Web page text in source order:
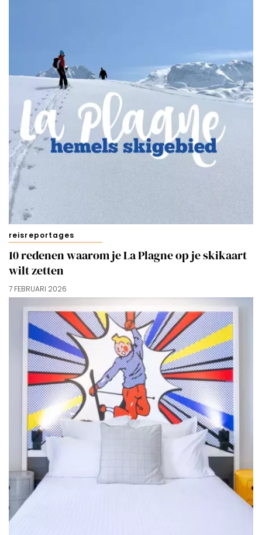
reisreportages
10 redenen waarom je La Plagne op je skikaart
wilt zetten
7 FEBRUARI 2026